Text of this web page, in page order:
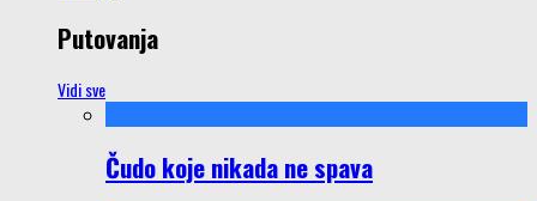
Putovanja
Vidi sve
Čudo koje nikada ne spava